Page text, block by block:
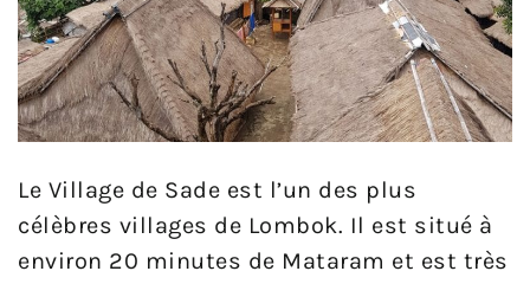
Le Village de Sade est l’un des plus
célèbres villages de Lombok. Il est situé à
environ 20 minutes de Mataram et est très